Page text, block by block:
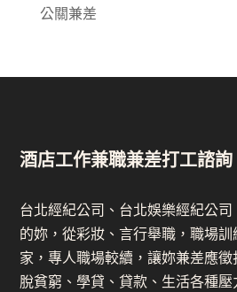
公關兼差
酒店工作兼職兼差打工諮詢
台北經紀公司、台北娛樂經紀公
的妳，從彩妝、言行舉職，職場
家，專人職場較續，讓妳兼差應
脫貧窮、學貸、貸款、生活各種壓